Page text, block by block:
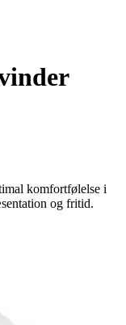
komfortfølelse i
og fritid.